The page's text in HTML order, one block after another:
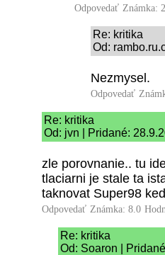
Odpovedať Známka:
Re: kritika
Od:
Nezmysel.
Odpovedať
Re: kritika
Od: jvn | Pridané:
zle porovnanie.. tu
tlaciarni je stale ta
taknovat Super98
Odpovedať Známka: 8.0
Re: kritika
Od: Soaron |